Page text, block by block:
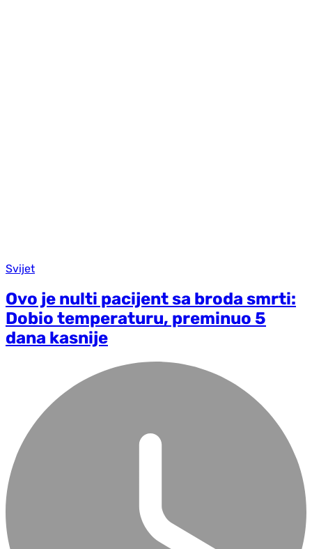
Svijet
Ovo je nulti pacijent sa broda smrti:
Dobio temperaturu, preminuo 5
dana kasnije